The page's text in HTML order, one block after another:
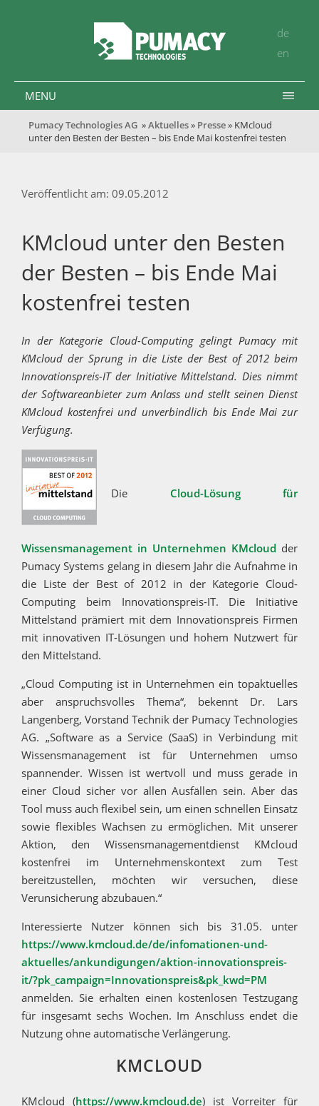
de
en
MENU
Pumacy Technologies AG »Aktuelles» Presse» KMcloud
unter den Besten der Besten – bis Ende Mai kostenfrei testen
Veröffentlicht am: 09.05.2012
KMcloud unter den Besten
der Besten – bis Ende Mai
kostenfrei testen
In der Kategorie Cloud-Computing gelingt Pumacy mit
KMcloud der Sprung in die Liste der Best of 2012 beim
Innovationspreis-IT der Initiative Mittelstand. Dies nimmt
der Softwareanbieter zum Anlass und stellt seinen Dienst
KMcloud kostenfrei und unverbindlich bis Ende Mai zur
Verfügung.
Die Cloud-Lösung für
Wissensmanagement in Unternehmen KMcloud der
Pumacy Systems gelang in diesem Jahr die Aufnahme in
die Liste der Best of 2012 in der Kategorie Cloud-
Computing beim Innovationspreis-IT. Die Initiative
Mittelstand prämiert mit dem Innovationspreis Firmen
mit innovativen IT-Lösungen und hohem Nutzwert für
den Mittelstand.
„Cloud Computing ist in Unternehmen ein topaktuelles
aber anspruchsvolles Thema“, bekennt Dr. Lars
Langenberg, Vorstand Technik der Pumacy Technologies
AG. „Software as a Service (SaaS) in Verbindung mit
Wissensmanagement ist für Unternehmen umso
spannender. Wissen ist wertvoll und muss gerade in
einer Cloud sicher vor allen Ausfällen sein. Aber das
Tool muss auch flexibel sein, um einen schnellen Einsatz
sowie flexibles Wachsen zu ermöglichen. Mit unserer
Aktion, den Wissensmanagementdienst KMcloud
kostenfrei im Unternehmenskontext zum Test
bereitzustellen, möchten wir versuchen, diese
Verunsicherung abzubauen.“
Interessierte Nutzer können sich bis 31.05. unter
https://www.kmcloud.de/de/infomationen-und-
aktuelles/ankundigungen/aktion-innovationspreis-
it/?pk_campaign=Innovationspreis&pk_kwd=PM
anmelden. Sie erhalten einen kostenlosen Testzugang
für insgesamt sechs Wochen. Im Anschluss endet die
Nutzung ohne automatische Verlängerung.
KMCLOUD
KMcloud (https://www.kmcloud.de) ist Vorreiter für